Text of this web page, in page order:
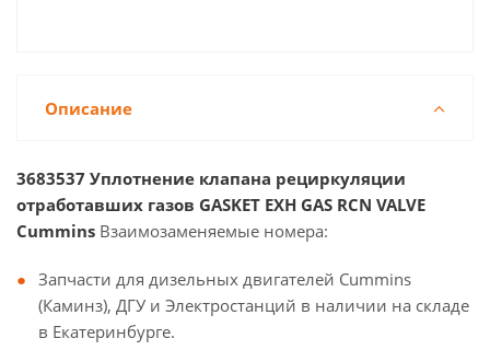
Описание
3683537 Уплотнение клапана рециркуляции
отработавших газов GASKET EXH GAS RCN VALVE
Cummins Взаимозаменяемые номера:
Запчасти для дизельных двигателей Cummins
(Каминз), ДГУ и Электростанций в наличии на складе
в Екатеринбурге.